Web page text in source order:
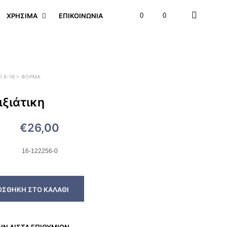
ΧΡΉΣΙΜΑ ΕΠΙΚΟΙΝΩΝΊΑ 0 0
6-16 > ΦΌΡΜΑ
€26,00
16-122256-0
ΣΤΟ ΚΑΛΆΘΙ